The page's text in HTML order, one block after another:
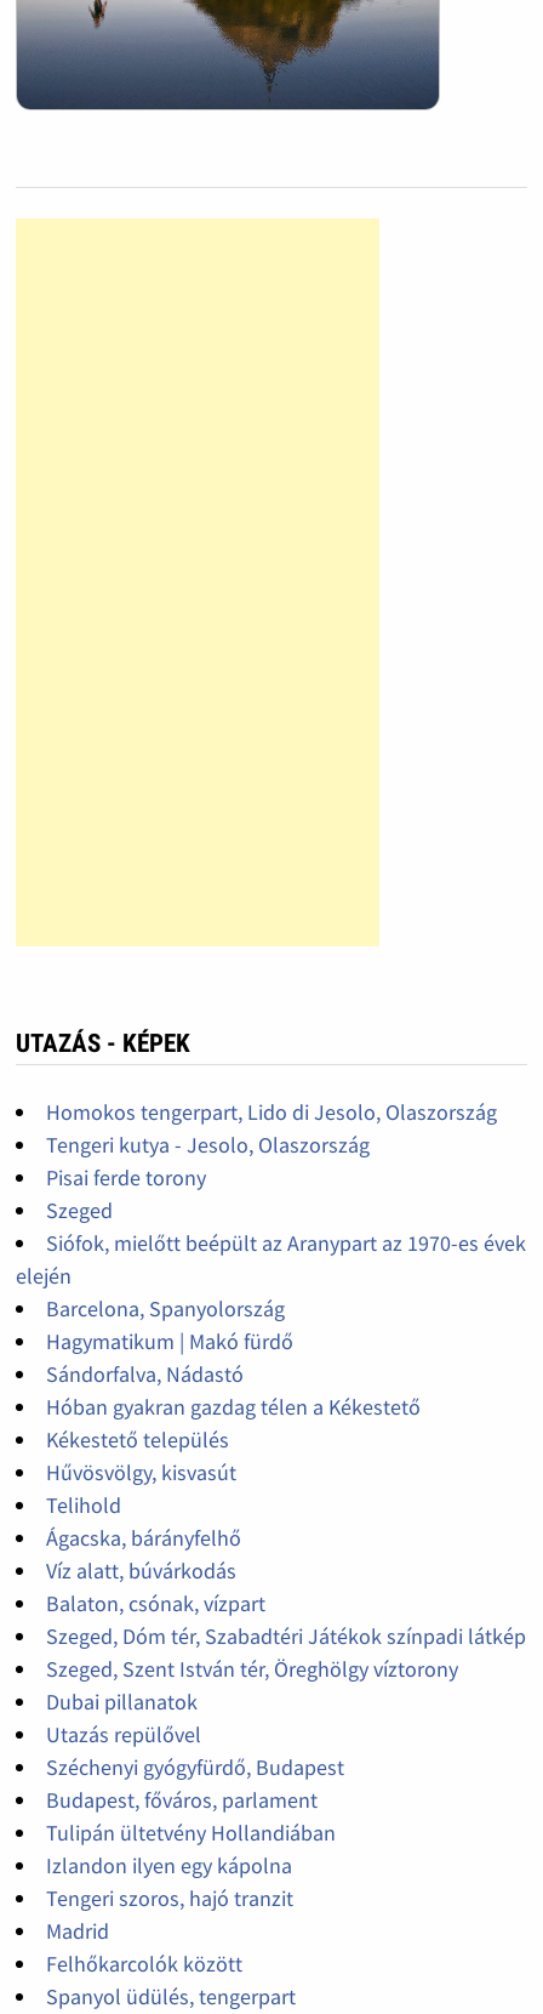
UTAZÁS - KÉPEK
Homokos tengerpart, Lido di Jesolo, Olaszország
Tengeri kutya - Jesolo, Olaszország
Pisai ferde torony
Szeged
Siófok, mielőtt beépült az Aranypart az 1970-es évek
elején
Barcelona, Spanyolország
Hagymatikum | Makó fürdő
Sándorfalva, Nádastó
Hóban gyakran gazdag télen a Kékestető
Kékestető település
Hűvösvölgy, kisvasút
Telihold
Ágacska, bárányfelhő
Víz alatt, búvárkodás
Balaton, csónak, vízpart
Szeged, Dóm tér, Szabadtéri Játékok színpadi látkép
Szeged, Szent István tér, Öreghölgy víztorony
Dubai pillanatok
Utazás repülővel
Széchenyi gyógyfürdő, Budapest
Budapest, főváros, parlament
Tulipán ültetvény Hollandiában
Izlandon ilyen egy kápolna
Tengeri szoros, hajó tranzit
Madrid
Felhőkarcolók között
Spanyol üdülés, tengerpart